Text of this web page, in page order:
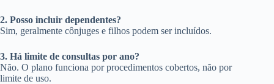
2. Posso incluir dependentes?
Sim, geralmente cônjuges e filhos podem ser incluídos.
3. Há limite de consultas por ano?
Não. O plano funciona por procedimentos cobertos, não por
limite de uso.